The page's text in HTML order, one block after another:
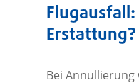
Erstattung?
Bei Annullierung